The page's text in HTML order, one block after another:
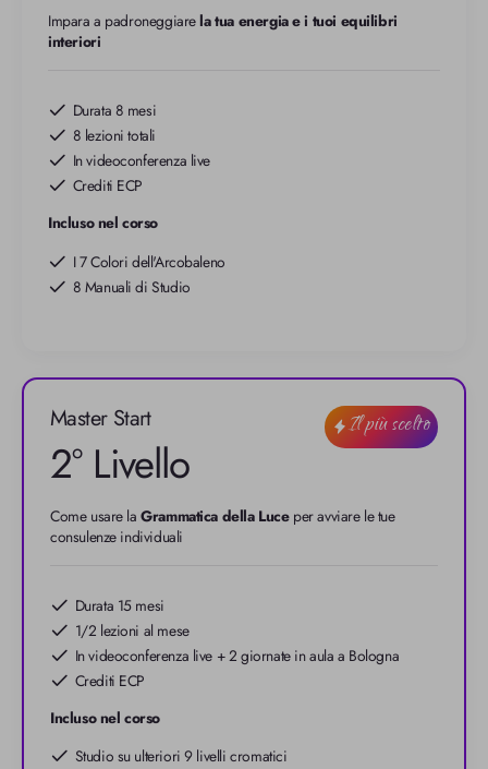
Impara a padroneggiare la tua energia e i tuoi equilibri
interiori
Durata 8 mesi
8 lezioni totali
In videoconferenza live
Crediti ECP
Incluso nel corso
I 7 Colori dell'Arcobaleno
8 Manuali di Studio
Il più scelto
Master Start
2° Livello
Come usare la Grammatica della Luce per avviare le tue
consulenze individuali
Durata 15 mesi
1/2 lezioni al mese
In videoconferenza live + 2 giornate in aula a Bologna
Crediti ECP
Incluso nel corso
Studio su ulteriori 9 livelli cromatici